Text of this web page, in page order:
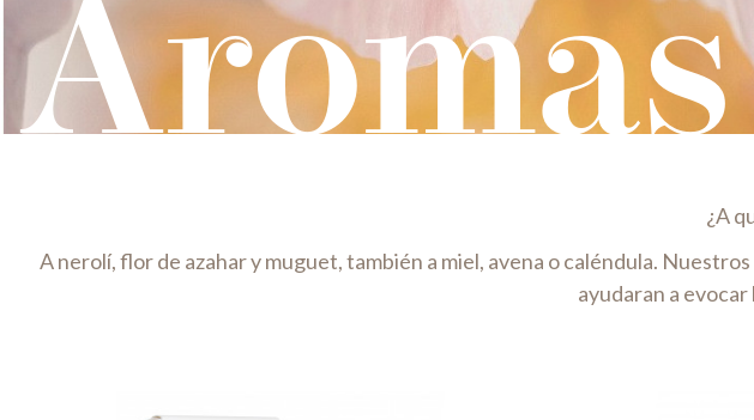
Aromas
¿A
A nerolí, flor de azahar y muguet, también a miel, avena o caléndula.
ayudaran a